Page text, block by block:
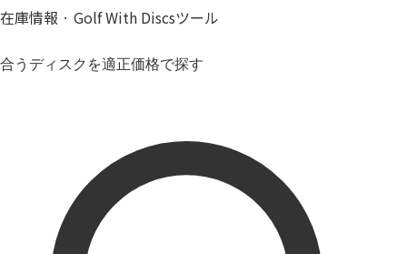
在庫情報 · Golf With Discsツール
合うディスクを適正価格で探す